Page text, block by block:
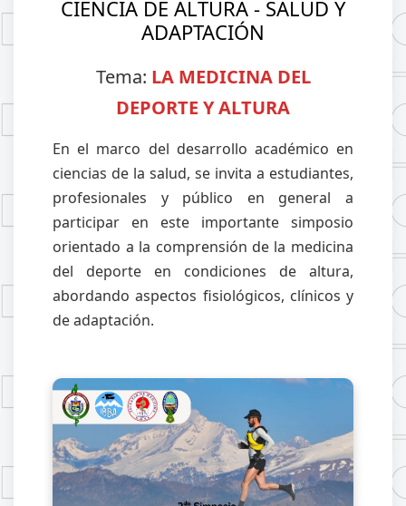
CIENCIA DE ALTURA - SALUD Y
ADAPTACIÓN
Tema: LA MEDICINA DEL
DEPORTE Y ALTURA
En el marco del desarrollo académico en
ciencias de la salud, se invita a estudiantes,
profesionales y público en general a
participar en este importante simposio
orientado a la comprensión de la medicina
del deporte en condiciones de altura,
abordando aspectos fisiológicos, clínicos y
de adaptación.